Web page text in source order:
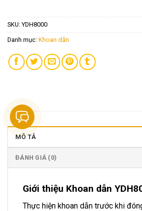
SKU: YDH8000
Danh mục: Khoan dẫn
MÔ TẢ
ĐÁNH GIÁ (0)
Giới thiệu Khoan dẫn
Thực hiện khoan dẫn trước khi